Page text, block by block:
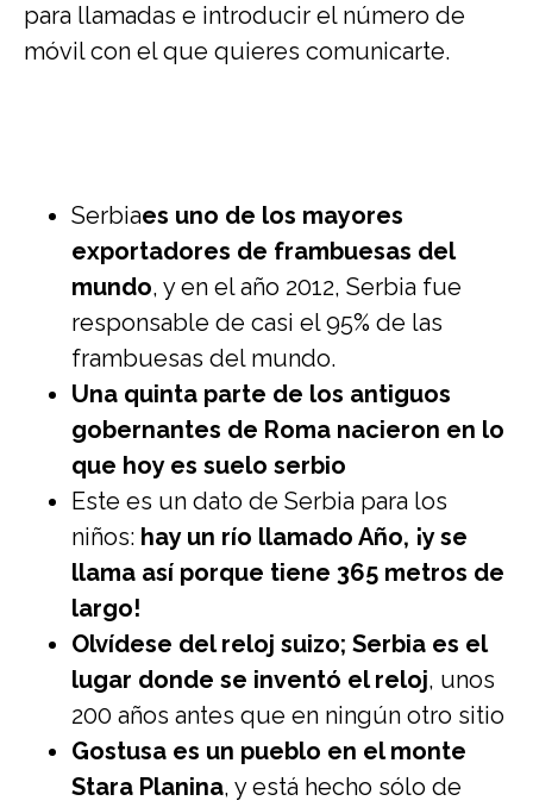
para llamadas e introducir el número de
móvil con el que quieres comunicarte.
Serbiaes uno de los mayores
exportadores de frambuesas del
mundo, y en el año 2012, Serbia fue
responsable de casi el 95% de las
frambuesas del mundo.
Una quinta parte de los antiguos
gobernantes de Roma nacieron en lo
que hoy es suelo serbio
Este es un dato de Serbia para los
niños: hay un río llamado Año, ¡y se
llama así porque tiene 365 metros de
largo!
Olvídese del reloj suizo; Serbia es el
lugar donde se inventó el reloj, unos
200 años antes que en ningún otro sitio
Gostusa es un pueblo en el monte
Stara Planina, y está hecho sólo de